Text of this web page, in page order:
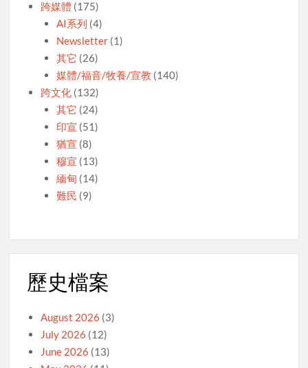
跨媒體 (175)
AI系列 (4)
Newsletter(1)
其它 (26)
媒體/福音/牧養/宣教 (140)
跨文化 (132)
其它 (24)
印宣 (51)
猶宣 (8)
穆宣 (13)
緬甸 (14)
難民 (9)
歷史檔案
August 2026 (3)
July 2026 (12)
June 2026 (13)